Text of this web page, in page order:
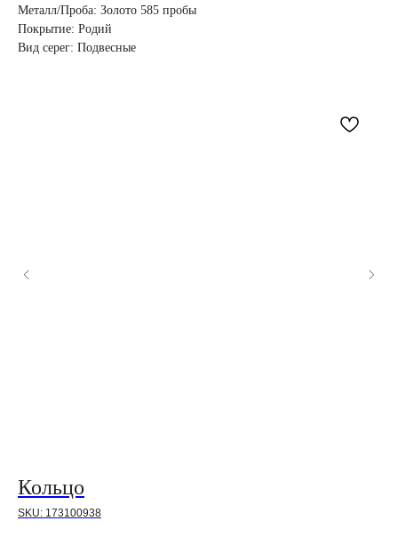
Металл/Проба: Золото 585 пробы
Покрытие: Родий
Вид серег: Подвесные
Кольцо
SKU: 173100938